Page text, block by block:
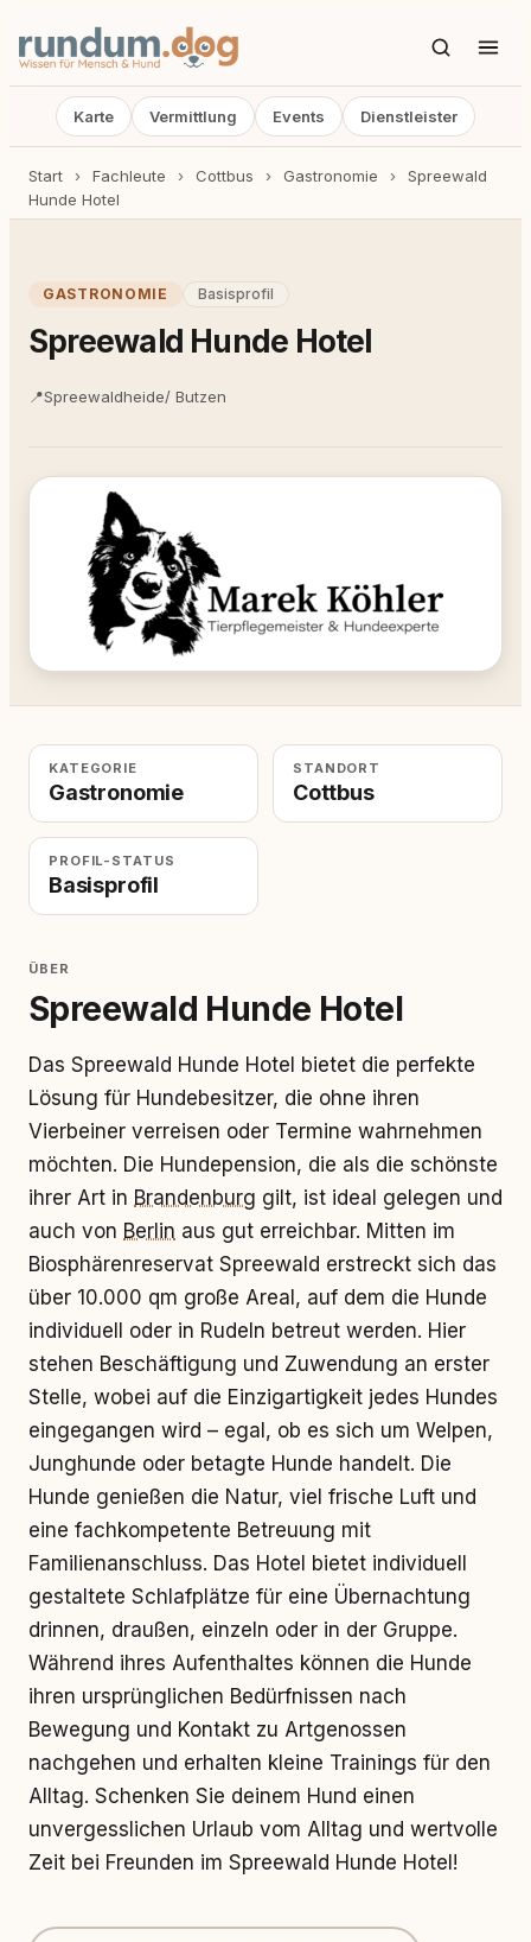
Karte Vermittlung Events Dienstleister
Start › Fachleute › Cottbus › Gastronomie ›
Spreewald
Hunde Hotel
GASTRONOMIE Basisprofil
Spreewald Hunde Hotel
📍Spreewaldheide/ Butzen
KATEGORIE
Gastronomie
STANDORT
Cottbus
PROFIL-STATUS
Basisprofil
ÜBER
Spreewald Hunde Hotel
Das Spreewald Hunde Hotel bietet die perfekte
Lösung für Hundebesitzer, die ohne ihren
Vierbeiner verreisen oder Termine wahrnehmen
möchten. Die Hundepension, die als die schönste
ihrer Art in Brandenburg gilt, ist ideal gelegen und
auch von Berlin aus gut erreichbar. Mitten im
Biosphärenreservat Spreewald erstreckt sich das
über 10.000 qm große Areal, auf dem die Hunde
individuell oder in Rudeln betreut werden. Hier
stehen Beschäftigung und Zuwendung an erster
Stelle, wobei auf die Einzigartigkeit jedes Hundes
eingegangen wird – egal, ob es sich um Welpen,
Junghunde oder betagte Hunde handelt. Die
Hunde genießen die Natur, viel frische Luft und
eine fachkompetente Betreuung mit
Familienanschluss. Das Hotel bietet individuell
gestaltete Schlafplätze für eine Übernachtung
drinnen, draußen, einzeln oder in der Gruppe.
Während ihres Aufenthaltes können die Hunde
ihren ursprünglichen Bedürfnissen nach
Bewegung und Kontakt zu Artgenossen
nachgehen und erhalten kleine Trainings für den
Alltag. Schenken Sie deinem Hund einen
unvergesslichen Urlaub vom Alltag und wertvolle
Zeit bei Freunden im Spreewald Hunde Hotel!